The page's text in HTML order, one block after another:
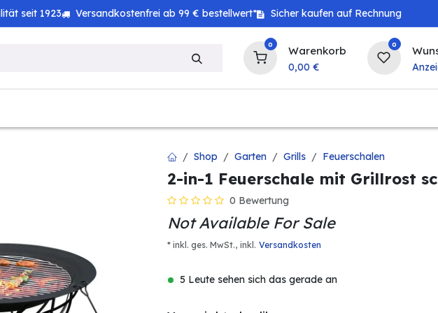
seit 1923 Versandkostenfrei ab 99 € bestellwert* Sicher kaufen auf Rechnung
0 Warenkorb
0,00 €
0
Shop Garten Grills Feuerschalen
2-in-1 Feuerschale mit Grillrost
0 Bewertung
Not Available For Sale
* inkl. ges. MwSt., inkl. Versandkosten
5 Leute sehen sich das gerade an